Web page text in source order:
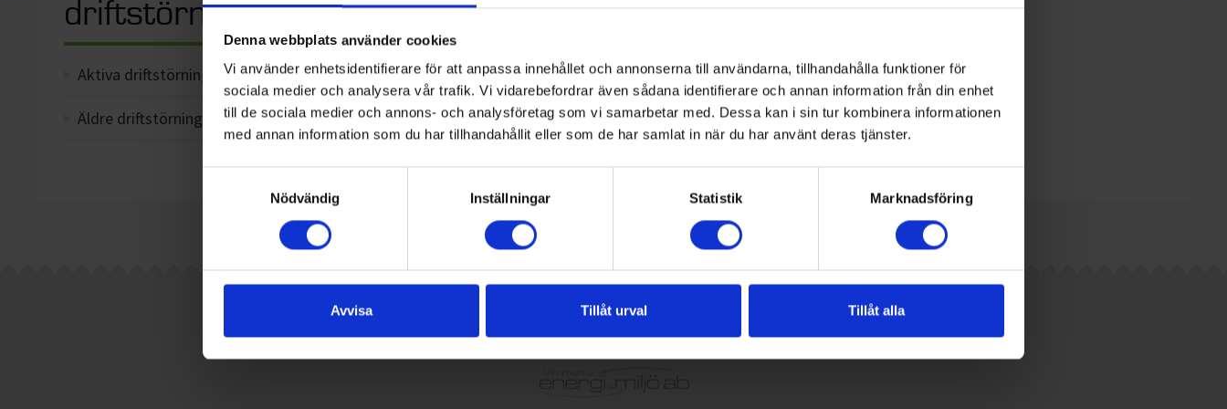
Denna webbplats använder cookies
Vi använder enhetsidentifierare för att anpassa innehållet och annonserna till användarna, tillhandahålla funktioner för
sociala medier och analysera vår trafik. Vi vidarebefordrar även sådana identifierare och annan information från din enhet
till de sociala medier och annons- och analysföretag som vi samarbetar med. Dessa kan i sin tur kombinera informationen
med annan information som du har tillhandahållit eller som de har samlat in när du har använt deras tjänster.
Nödvändig
Inställningar Statistik Marknadsföring
Avvisa Tillåt urval Tillåt alla
driftstörningar
Aktiva driftstörningar
Äldre driftstörningar
Det finns inga registrerade driftstörningar.